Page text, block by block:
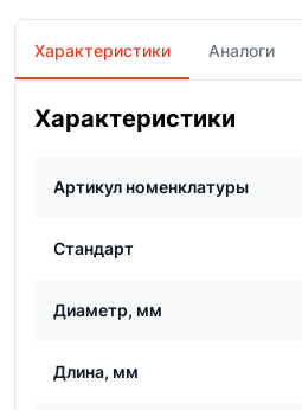
Характеристики Аналоги
Характеристики
Артикул номенклатуры
Стандарт
Диаметр, мм
Длина, мм